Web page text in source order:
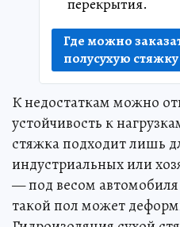
Где можно
полусухую
К недостаткам можно
устойчивость к
стяжка подходит лишь
индустриальных или
— под весом
такой пол может